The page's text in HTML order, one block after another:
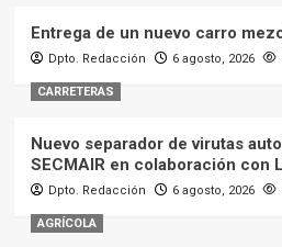
Entrega de un nuevo carro
Dpto. Redacción 6 agosto, 2026
CARRETERAS
Nuevo separador de virutas
SECMAIR en colaboración con
Dpto. Redacción 6 agosto, 2026
AGRÍCOLA